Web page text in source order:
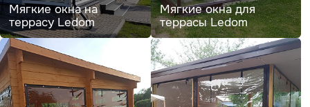
Мягкие окна на
террасу Ledom
Мягкие окна для
террасы Ledom